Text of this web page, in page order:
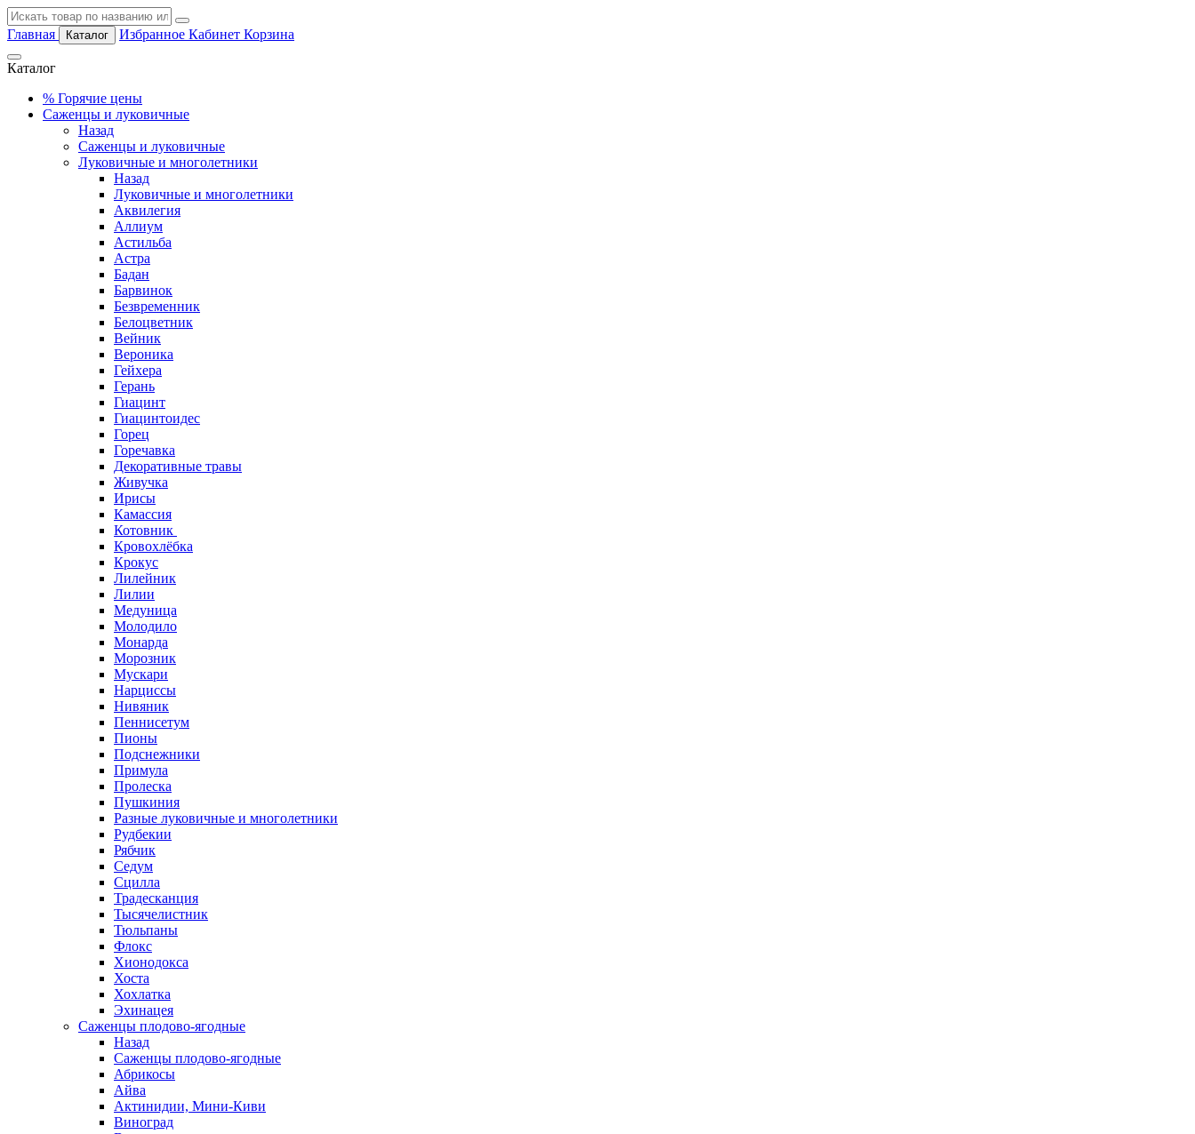
Главная Каталог Избранное Кабинет Корзина
Каталог
% Горячие цены
Саженцы и луковичные
Назад
Саженцы и луковичные
Луковичные и многолетники
Назад
Луковичные и многолетники
Аквилегия
Аллиум
Астильба
Астра
Бадан
Барвинок
Безвременник
Белоцветник
Вейник
Вероника
Гейхера
Герань
Гиацинт
Гиацинтоидес
Горец
Горечавка
Декоративные травы
Живучка
Ирисы
Камассия
Котовник
Кровохлёбка
Крокус
Лилейник
Лилии
Медуница
Молодило
Монарда
Морозник
Мускари
Нарциссы
Нивяник
Пеннисетум
Пионы
Подснежники
Примула
Пролеска
Пушкиния
Разные луковичные и многолетники
Рудбекии
Рябчик
Седум
Сцилла
Традесканция
Тысячелистник
Тюльпаны
Флокс
Хионодокса
Хоста
Хохлатка
Эхинацея
Саженцы плодово-ягодные
Назад
Саженцы плодово-ягодные
Абрикосы
Айва
Актинидии, Мини-Киви
Виноград